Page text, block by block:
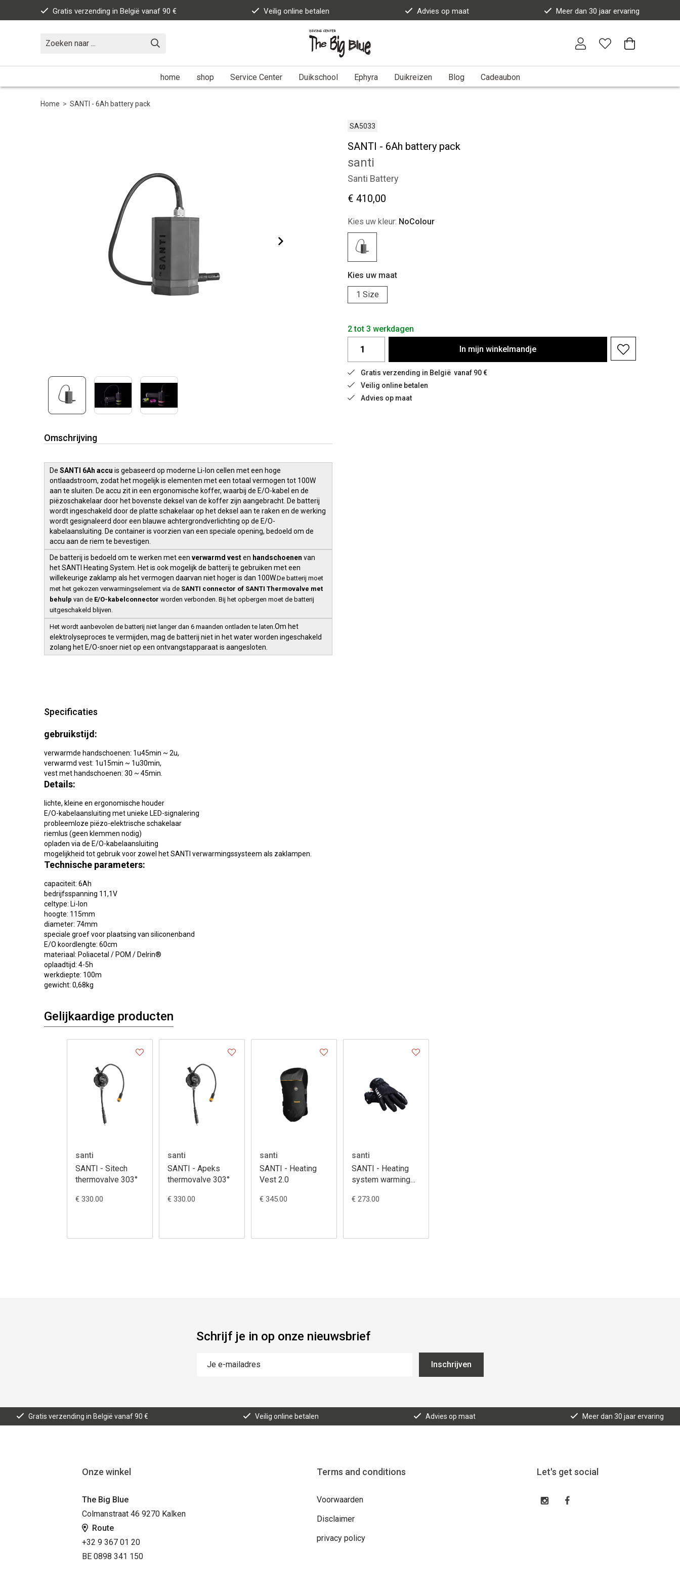
Gratis verzending in België vanaf 90 € Veilig online betalen Advies op maat Meer dan 30 jaar ervaring
home shop Service Center Duikschool Ephyra Duikreizen Blog Cadeaubon
Home > SANTI - 6Ah battery pack
SA5033
SANTI - 6Ah battery pack
santi
Santi Battery
€ 410,00
Kies uw kleur: NoColour
Kies uw maat
1 Size
2 tot 3 werkdagen
In mijn winkelmandje
Gratis verzending in België  vanaf 90 €
Veilig online betalen
Advies op maat
Omschrijving
De SANTI 6Ah accu is gebaseerd op moderne Li-Ion cellen met een hoge
ontlaadstroom, zodat het mogelijk is elementen met een totaal vermogen tot 100W
aan te sluiten. De accu zit in een ergonomische koffer, waarbij de E/O-kabel en de
piëzoschakelaar door het bovenste deksel van de koffer zijn aangebracht. De batterij
wordt ingeschakeld door de platte schakelaar op het deksel aan te raken en de werking
wordt gesignaleerd door een blauwe achtergrondverlichting op de E/O-
kabelaansluiting. De container is voorzien van een speciale opening, bedoeld om de
accu aan de riem te bevestigen.
De batterij is bedoeld om te werken met een verwarmd vesten handschoenen van
het SANTI Heating System. Het is ook mogelijk de batterij te gebruiken met een
willekeurige zaklamp als het vermogen daarvan niet hoger is dan 100W.De batterij moet
met het gekozen verwarmingselement via de SANTI connector of SANTI Thermovalve met
behulp van de E/O-kabelconnector worden verbonden. Bij het opbergen moet de batterij
uitgeschakeld blijven.
Het wordt aanbevolen de batterij niet langer dan 6 maanden ontladen te laten. Om het
elektrolyseproces te vermijden, mag de batterij niet in het water worden ingeschakeld
zolang het E/O-snoer niet op een ontvangstapparaat is aangesloten.
Specificaties
gebruikstijd:
verwarmde handschoenen: 1u45min ~ 2u,
verwarmd vest: 1u15min ~ 1u30min,
vest met handschoenen: 30 ~ 45min.
Details:
lichte, kleine en ergonomische houder
E/O-kabelaansluiting met unieke LED-signalering
probleemloze piëzo-elektrische schakelaar
riemlus (geen klemmen nodig)
opladen via de E/O-kabelaansluiting
mogelijkheid tot gebruik voor zowel het SANTI verwarmingssysteem als zaklampen.
Technische parameters:
capaciteit: 6Ah
bedrijfsspanning 11,1V
celtype: Li-Ion
hoogte: 115mm
diameter: 74mm
speciale groef voor plaatsing van siliconenband
E/O koordlengte: 60cm
materiaal: Poliacetal / POM / Delrin®
oplaadtijd: 4-5h
werkdiepte: 100m
gewicht: 0,68kg
Gelijkaardige producten
santi
SANTI - Sitech
thermovalve 303°
€ 330.00
santi
SANTI - Apeks
thermovalve 303°
€ 330.00
santi
SANTI - Heating
Vest 2.0
€ 345.00
santi
SANTI - Heating
system warming
€ 273.00
Schrijf je in op onze nieuwsbrief
Inschrijven
Gratis verzending in België vanaf 90 € Veilig online betalen Advies op maat Meer dan 30 jaar ervaring
Onze winkel
The Big Blue
Colmanstraat 46 9270 Kalken
Route
+32 9 367 01 20
BE 0898 341 150
Terms and conditions
Voorwaarden
Disclaimer
privacy policy
Let's get social